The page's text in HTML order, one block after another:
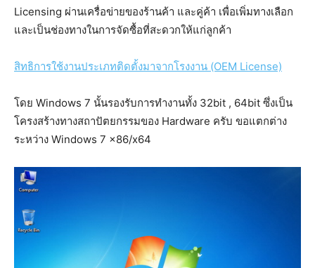
Licensing ผ่านเครื่อข่ายของร้านค้า และคู่ค้า เพื่อเพิ่มทางเลือก
และเป็นช่องทางในการจัดซื้อที่สะดวกให้แก่ลูกค้า
สิทธิการใช้งานประเภทติดตั้งมาจากโรงงาน (OEM License)
โดย Windows 7 นั้นรองรับการทำงานทั้ง 32bit , 64bit ซึ่งเป็น
โครงสร้างทางสถาปัตยกรรมของ Hardware ครับ ขอแตกต่าง
ระหว่าง Windows 7 x86/x64